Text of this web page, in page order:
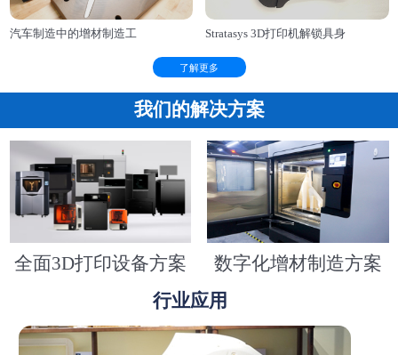
汽车制造中的增材制造工 Stratasys 3D打印机解锁具身
了解更多
我们的解决方案
全面3D打印设备方案
数字化增材制造方案
行业应用